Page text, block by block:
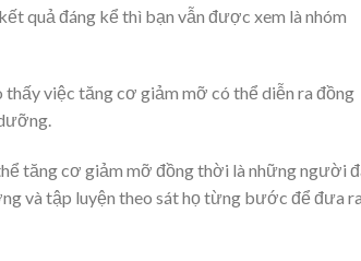
quả đáng kể thì bạn vẫn được xem là nhóm
thấy việc tăng cơ giảm mỡ có thể diễn ra đồng
tăng cơ giảm mỡ đồng thời là những người
và tập luyện theo sát họ từng bước để đưa ra